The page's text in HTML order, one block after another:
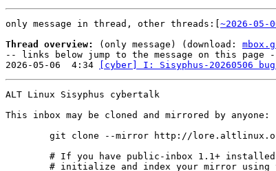
only message in thread, other threads:[ ~2026-05-
Thread overview:
(only message) (download:
-- links below jump to the message on this page
2026-05-06  4:34
[cyber] I: Sisyphus-20260506
ALT Linux Sisyphus cybertalk
This inbox may be cloned and mirrored by anyone: